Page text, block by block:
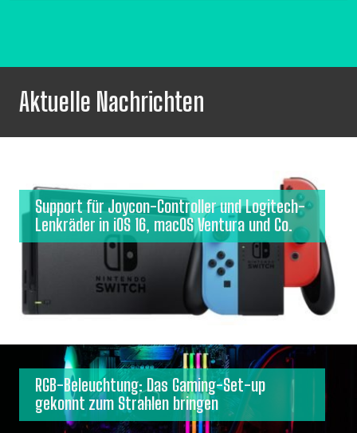
Aktuelle Nachrichten
Support für Joycon-Controller und Logitech-
Lenkräder in iOS 16, macOS Ventura und Co.
RGB-Beleuchtung: Das Gaming-Set-up
gekonnt zum Strahlen bringen